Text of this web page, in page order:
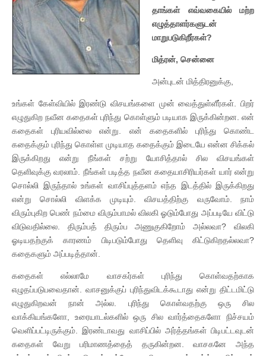
தாங்கள் எவ்வகையில் மற்ற
எழுத்தாளர்களுடன்
மாறுபடுகிறீர்கள்?
மித்ரன், சென்னை
அன்புடன் மித்திரனுக்கு,
உங்கள் கேள்வியில் இரண்டு விசயங்களை முன் வைத்துள்ளீர்கள். பிறர்
எழுதுகிற நவீன கதைகள் புரிந்து கொள்ளும் படியாக இருக்கின்றன. என்
கதைகள் புரியவில்லை என்று. என் கதைகளில் புரிந்து கொண்ட
கதைக்கும் புரிந்து கொள்ள முடியாத கதைக்கும் இடையே என்ன சிக்கல்
இருக்கிறது என்று நீங்கள் சற்று யோசித்தால் சில விசயங்கள்
தெளிவுக்கு வரலாம். நீங்கள் படித்த நவீன கதையாசிரியர்கள் யார் என்று
சொல்லி இருந்தால் உங்கள் வாசிப்புத்தளம் எந்த இடத்தில் இருக்கிறது
என்று சொல்லி விளக்க முடியும். விசயத்திற்கு வருவோம். நாம்
விரும்புகிற பெண் நம்மை விரும்பாமல் விலகி ஓடும்போது அப்படியே விட்டு
விடுவதில்லை. திரும்பத் திரும்ப அணுகுகிறோம் அல்லவா? விலகி
ஓடியதற்குக் காரணம் பிடிபடும்போது தெளிவு கிட்டுகிறதல்லவா?
கதைகளும் அப்படித்தான்.
கதைகள் எல்லாமே வாசகர்கள் புரிந்து கொள்வதற்காக
எழுதப்படுபவைதான். வாசனுக்குப் புரிந்துவிடக்கூடாது என்று திட்டமிட்டு
எழுதுகிறவன் நான் அல்ல. புரிந்து கொள்வதற்கு ஒரு சில
வாக்கியங்களோ, உரையாடல்களில் ஒரு சில வார்த்தைகளோ நிச்சயம்
வெளிப்பட்டிருக்கும். இரண்டாவது வாசிப்பில் அர்த்தங்கள் பிடிபட்டவுடன்
கதைகள் வேறு பரிமாணத்தைத் தருகின்றன. வாசகனே அந்த